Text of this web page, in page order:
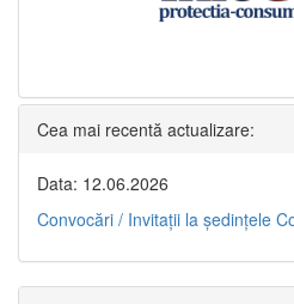
Cea mai recentă actualizare:
Data: 12.06.2026
Convocări / Invitaţii la şedinţele